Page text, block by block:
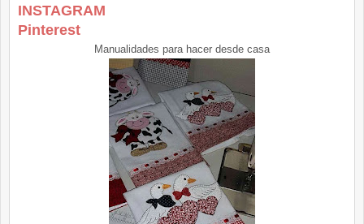
INSTAGRAM
Pinterest
Manualidades para hacer desde casa